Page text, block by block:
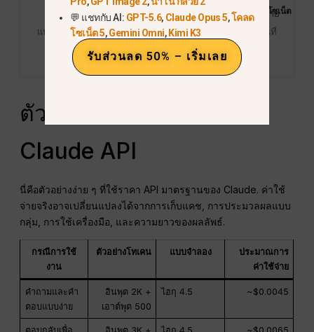
โซเน็ต 4.6
ราคาซื้อ ราคาขาย
แหล่งที่มา: ราคาของ Anthropic API. ราคาตรวจสอบเมื่อวันที่
29 พฤษภาคม 2569.
ตัวอย่างค่าใช้จ่ายของ
Claude API
นี่คือตัวอย่างง่าย ๆ ที่ใช้ราคา API มาตรฐานของ Claude. ค่าใช้
จ่ายจริงอาจเปลี่ยนแปลงได้จากการเก็บแคช, การประมวลผลแบบ
กลุ่ม, การใช้เครื่องมือ, และความยาวของผลลัพธ์.
กรณีการใช้
งาน
ตัวอย่างโทเคน แบบจำลอง
ประมาณการ
ค่าใช้จ่าย
คำถามและคำ
ตอบแบบง่าย
อินพุต 2K +
เอาต์พุต 500
ไฮกุ 4.5 ~$0.0045
💬 แชทกับ AI: GPT-5.6, Claude Opus 5,โคลด
โซเน็ต 5,Gemini Omni,Kimi K3
รับส่วนลด 50% – เริ่มเลย